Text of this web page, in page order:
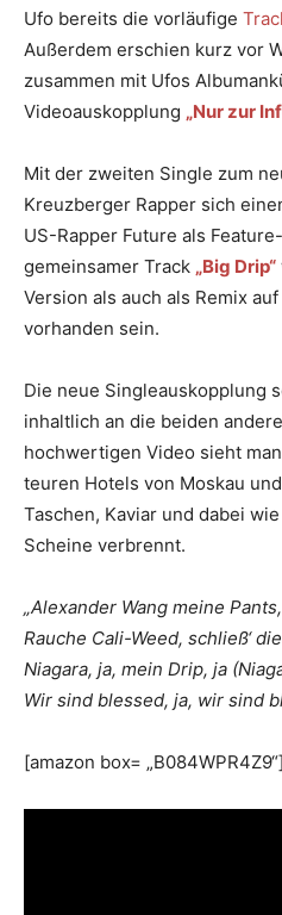
Ufo bereits die vorläufige
Außerdem erschien kurz vor
zusammen mit Ufos
Videoauskopplung „Nur zur
Mit der zweiten Single zum
Kreuzberger Rapper sich
US-Rapper Future als
gemeinsamer Track „Big Drip“
Version als auch als Remix
vorhanden sein.
Die neue Singleauskopplung
inhaltlich an die beiden
hochwertigen Video sieht
teuren Hotels von Moskau
Taschen, Kaviar und dabei
Scheine verbrennt.
„Alexander Wang meine
Rauche Cali-Weed, schließ‘
Niagara, ja, mein Drip, ja
Wir sind blessed, ja, wir sind
[amazon box= „B084WPR4Z9“]